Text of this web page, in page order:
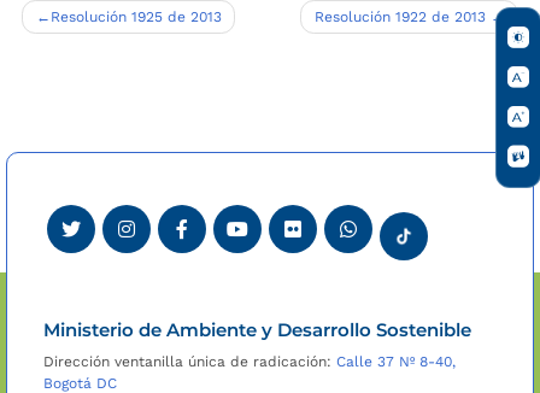
Navegación
Resolución 1925 de 2013 Resolución 1922 de 2013
Ministerio de Ambiente y Desarrollo Sostenible
Dirección ventanilla única de radicación: Calle 37 Nº 8-40,
Bogotá DC